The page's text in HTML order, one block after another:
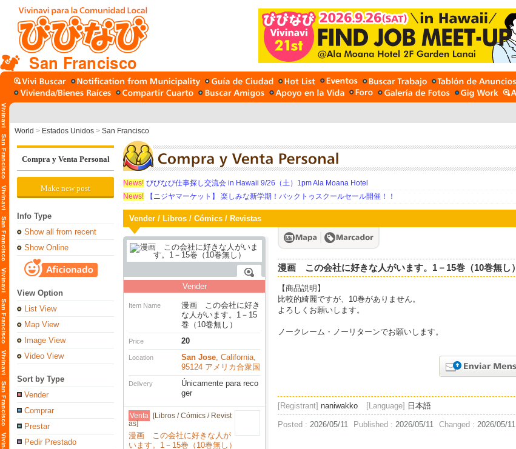
San Francisco
World > Estados Unidos > San Francisco
Compra y Venta Personal
Make new post
Info Type
Show all from recent
Show Online
View Option
List View
Map View
Image View
Video View
Sort by Type
Vender
Comprar
Prestar
Pedir Prestado
News! びびなび仕事探し交流会 in Hawaii 9/26（土）1pm Ala Moana Hotel
News!
【ニジヤマーケット】 楽しみな新学期！バックトゥスクールセール開催！！
Vender / Libros / Cómics / Revistas
Vender
Item Name
漫画 この会社に好き
な人がいます。1－15
巻（10巻無し）
Price 20
Location San Jose, California,
95124 アメリカ合衆国
Delivery
Únicamente para reco
ger
Venta
[Libros / Cómics / Revist
as]
漫画 この会社に好きな人が
います。1－15巻（10巻無し）
漫画 この会社に好きな人がいます。1－15巻（10巻無し）
【商品説明】
比較的綺麗ですが、10巻がありません。
よろしくお願いします。
ノークレーム・ノーリターンでお願いします。
[Registrant] naniwakko [Language] 日本語
Posted : 2026/05/11 Published : 2026/05/11 Changed : 2026/05/11